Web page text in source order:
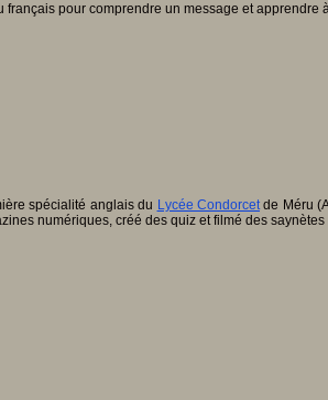
pour comprendre un message et apprendre
spécialité anglais du Lycée Condorcetde Méru
numériques, créé des quiz et filmé des